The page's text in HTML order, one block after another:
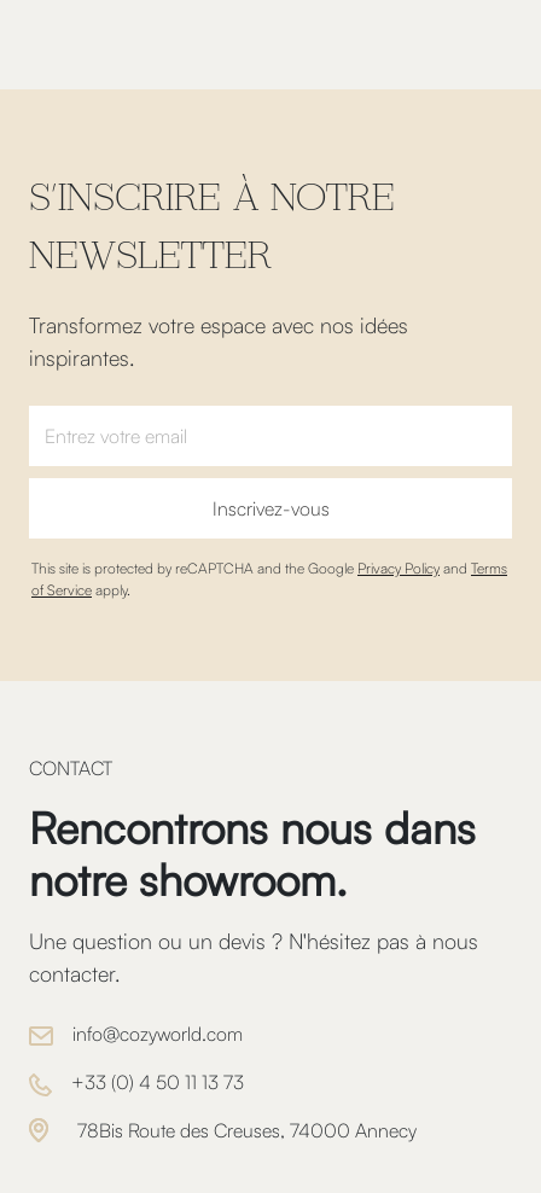
S'INSCRIRE À NOTRE
NEWSLETTER
Transformez votre espace avec nos idées
inspirantes.
This site is protected by reCAPTCHA and the Google Privacy Policy and Terms
of Service apply.
CONTACT
Rencontrons nous dans
notre showroom.
Une question ou un devis ? N'hésitez pas à nous
contacter.
info@cozyworld.com
+33 (0) 4 50 11 13 73
78Bis Route des Creuses, 74000 Annecy